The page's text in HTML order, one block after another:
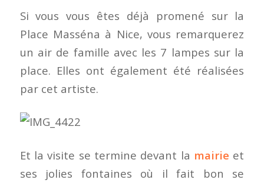
Si vous vous êtes déjà promené sur la
Place Masséna à Nice, vous remarquerez
un air de famille avec les 7 lampes sur la
place. Elles ont également été réalisées
par cet artiste.
Et la visite se termine devant la mairie et
ses jolies fontaines où il fait bon se